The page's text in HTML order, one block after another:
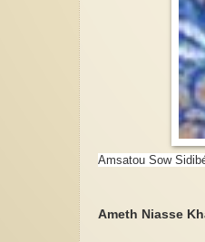
Amsatou Sow
Ameth Niasse